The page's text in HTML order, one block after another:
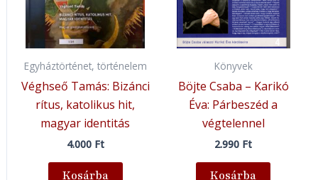
Egyháztörténet, történelem
Véghseő Tamás: Bizánci
rítus, katolikus hit,
magyar identitás
4.000 Ft
Kosárba
Könyvek
Böjte Csaba – Karikó
Éva: Párbeszéd a
végtelennel
2.990 Ft
Kosárba